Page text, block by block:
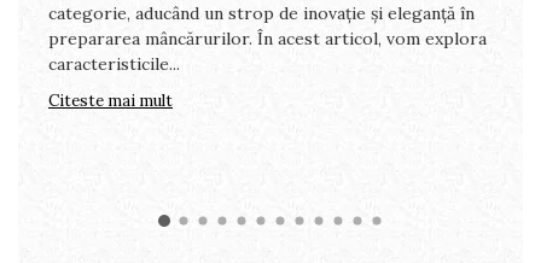
categorie, aducând un strop de inovație și eleganță în
prepararea mâncărurilor. În acest articol, vom explora
caracteristicile...
Citeste mai mult